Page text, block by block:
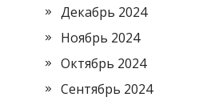
Декабрь 2024
Ноябрь 2024
Октябрь 2024
Сентябрь 2024